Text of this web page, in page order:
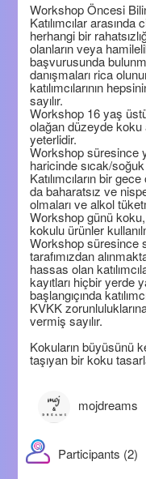
Workshop Öncesi
Katılımcılar
herhangi bir
olanların veya
başvurusunda
danışmaları rica
katılımcılarının
sayılır.
Workshop 16 yaş üstü
olağan düzeyde
yeterlidir.
Workshop süresince
haricinde sıcak/
Katılımcıların bir
da baharatsız ve
olmaları ve alkol
Workshop günü
kokulu ürünler
Workshop süresince
tarafımızdan
hassas olan
kayıtları hiçbir yerde
başlangıçında
KVKK
vermiş sayılır.
Kokuların büyüsünü
taşıyan bir koku
mojdreams
Participants (2)